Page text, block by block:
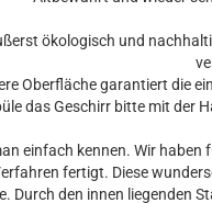
ökologisch und
Oberfläche garantiert die
das Geschirr bitte mit der
einfach kennen. Wir
fertigt. Diese
Durch den innen liegenden